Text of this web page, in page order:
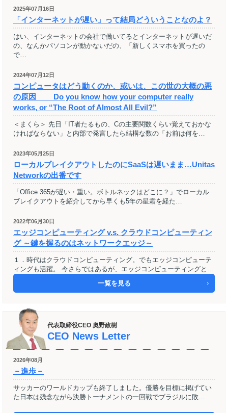
2025年07月16日
「インターネットが遅い」って結局どういうことなのよ？
はい、インターネットの会社で働いてるとインターネットが遅いだ
の、なんかパソコンが動かないだの、「新しくスマホを買ったの
で…
2024年07月12日
コンピュータはどう動くのか、或いは、この世の大概の悪
の原因 Do you know how your computer really
works, or “The Root of Almost All Evil?”
＜まくら＞ 先日「IT者たるもの、Cの主要関数くらい覚えておかな
ければならない」と内部で発言したら結構な数の「お前は何を…
2023年05月25日
ローカルブレイクアウトしたのにSaaSは遅いまま…Unitas
Networkの出番です
「Office 365が遅い・重い。ボトルネックはどこに？」でローカル
ブレイクアウトを紹介してから早くも5年の星霜を経た…
2022年06月30日
エッジコンピューティング v.s. クラウドコンピューティン
グ ～鍵を握るのはネットワークエッジ～
１．時代はクラウドコンピューティング。でもエッジコンピューテ
ィングも活躍。 今さらではあるが、エッジコンピューティングと…
一覧を見る
代表取締役CEO 奥野政樹
CEO News Letter
2026年08月
－進歩－
サッカーのワールドカップも終了しました。優勝を目標に掲げてい
た日本は残念ながら決勝トーナメントの一回戦でブラジルに敗…